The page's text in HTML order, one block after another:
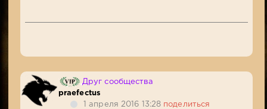
Друг сообщества
praefectus
1 апреля 2016 13:28 поделиться